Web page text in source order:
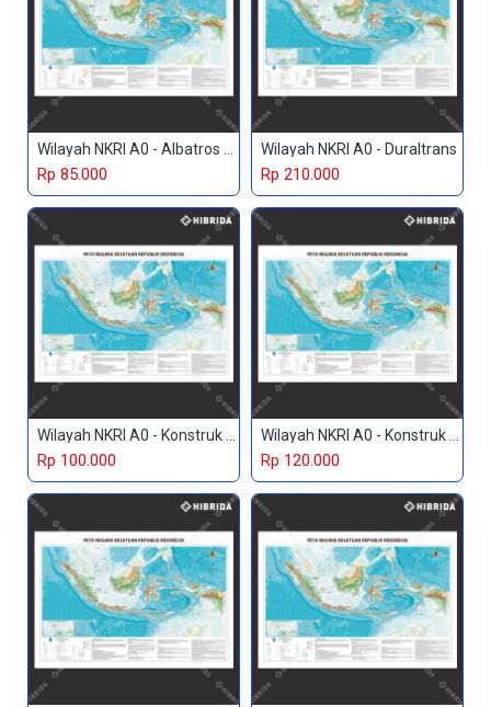
Wilayah NKRI A0 - Albatros Paper
Rp 85.000
Wilayah NKRI A0 - Duraltrans
Rp 210.000
Wilayah NKRI A0 - Konstruk Paper 150 gr
Rp 100.000
Wilayah NKRI A0 - Konstruk Paper 230 gr
Rp 120.000